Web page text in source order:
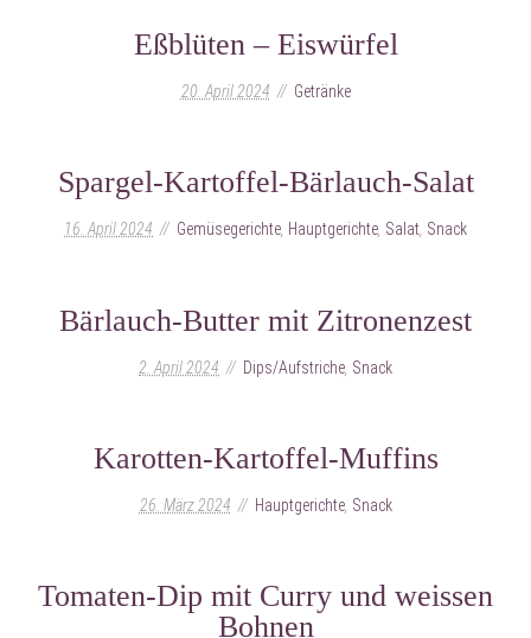
Eßblüten – Eiswürfel
20. April 2024 Getränke
Spargel-Kartoffel-Bärlauch-Salat
16. April 2024 Gemüsegerichte Hauptgerichte Salat Snack
Bärlauch-Butter mit Zitronenzest
2. April 2024 Dips/Aufstriche Snack
Karotten-Kartoffel-Muffins
26. März 2024 Hauptgerichte, Snack
Tomaten-Dip mit Curry und weissen
Bohnen